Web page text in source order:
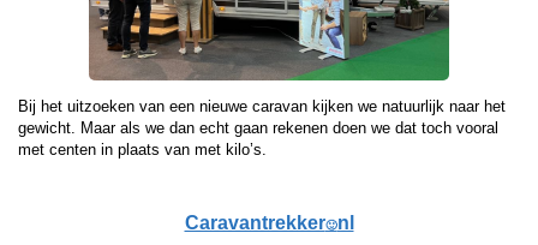
Bij het uitzoeken van een nieuwe caravan kijken we natuurlijk naar het
gewicht. Maar als we dan echt gaan rekenen doen we dat toch vooral
met centen in plaats van met kilo’s.
Caravantrekker🙂nl